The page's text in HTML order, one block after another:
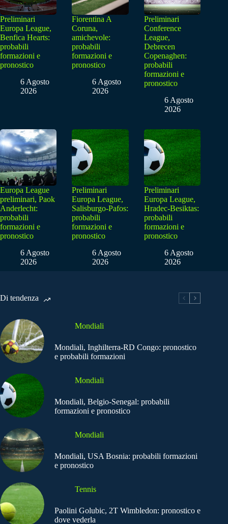
Preliminari
Europa League,
Benfica Hearts:
probabili
formazioni e
pronostico
6 Agosto
2026
Fiorentina A
Coruna,
amichevole:
probabili
formazioni e
pronostico
6 Agosto
2026
Preliminari
Conference
League,
Debrecen
Copenaghen:
probabili
formazioni e
pronostico
6 Agosto
2026
Europa League
preliminari, Paok
Anderlecht:
probabili
formazioni e
pronostico
6 Agosto
2026
Preliminari
Europa League,
Salisburgo-Pafos:
probabili
formazioni e
pronostico
6 Agosto
2026
Preliminari
Europa League,
Hradec-Besiktas:
probabili
formazioni e
pronostico
6 Agosto
2026
Di tendenza
Mondiali
Mondiali, Inghilterra-RD Congo: pronostico
e probabili formazioni
Mondiali
Mondiali, Belgio-Senegal: probabili
formazioni e pronostico
Mondiali
Mondiali, USA Bosnia: probabili formazioni
e pronostico
Tennis
Paolini Golubic, 2T Wimbledon: pronostico e
dove vederla